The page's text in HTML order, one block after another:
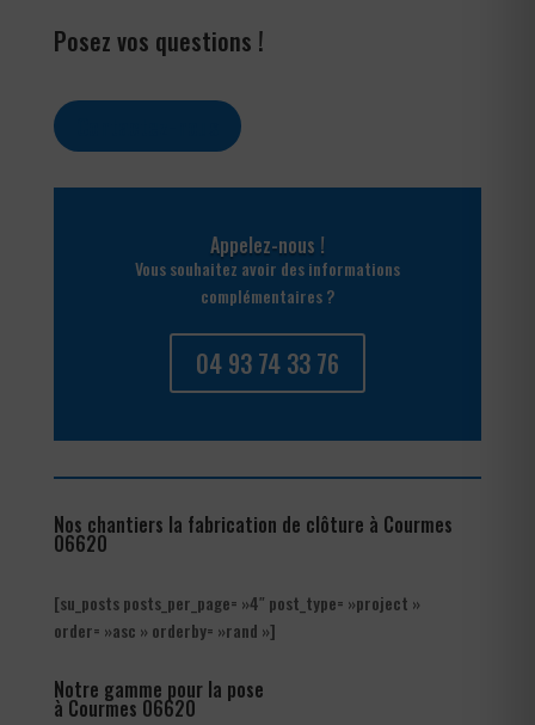
Posez vos questions !
Appelez-nous !
Vous souhaitez avoir des informations
complémentaires ?
04 93 74 33 76
Nos chantiers la fabrication de clôture à Courmes
06620
[su_posts posts_per_page= »4″ post_type= »project »
order= »asc » orderby= »rand »]
Notre gamme pour la pose
à Courmes 06620